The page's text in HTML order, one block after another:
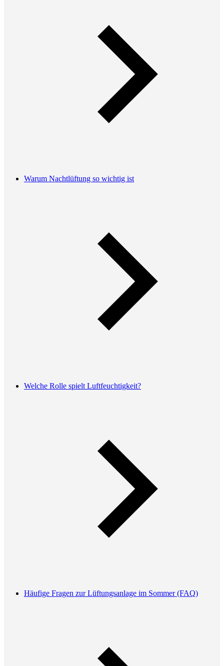
Warum Nachtlüftung so wichtig ist
Welche Rolle spielt Luftfeuchtigkeit?
Häufige Fragen zur Lüftungsanlage im Sommer (FAQ)